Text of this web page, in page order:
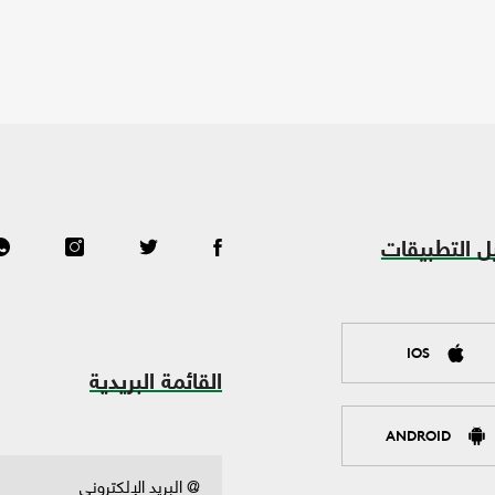
التطبيقات
IOS
ANDROID
القائمة البريدية